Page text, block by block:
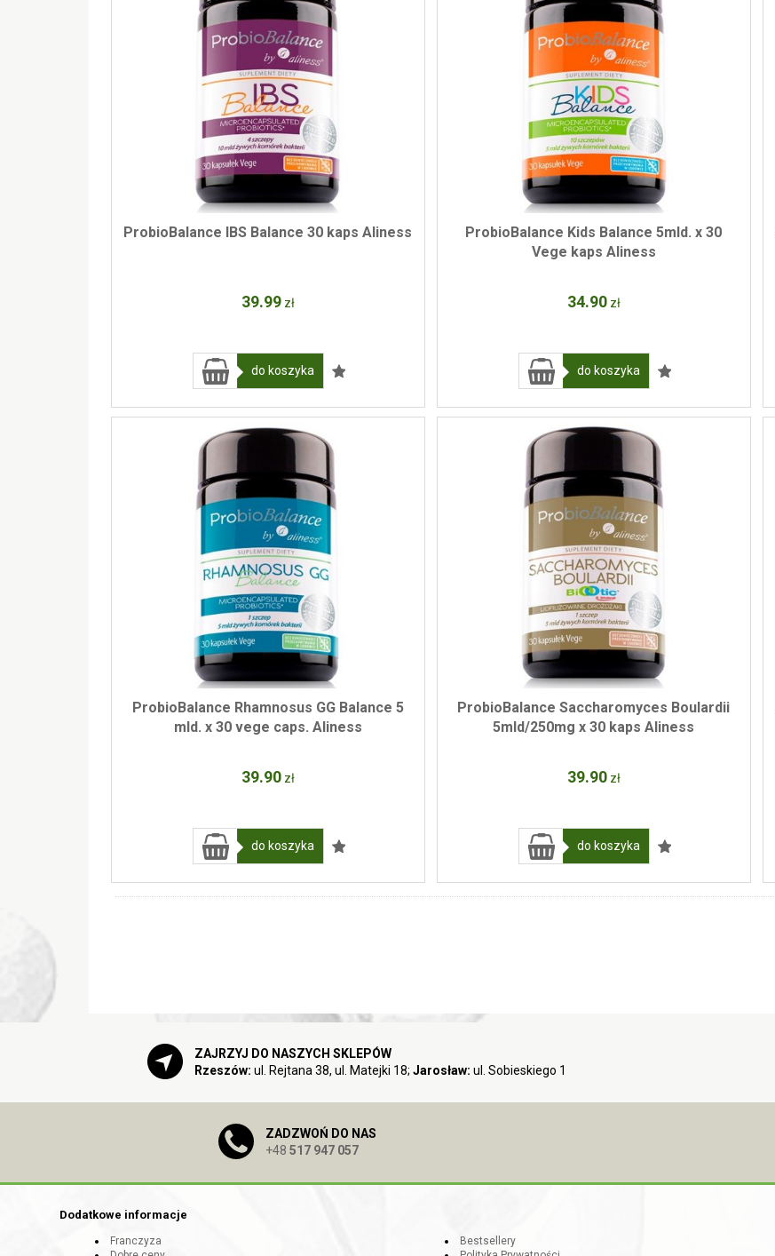
ProbioBalance IBS Balance 30 kaps Aliness
39.99 zł
do koszyka
ProbioBalance Kids Balance 5mld. x 30
Vege kaps Aliness
34.90 zł
do koszyka
ProbioBalance Rhamnosus GG Balance 5
mld. x 30 vege caps. Aliness
39.90 zł
do koszyka
ProbioBalance Saccharomyces Boulardii
5mld/250mg x 30 kaps Aliness
39.90 zł
do koszyka
ZAJRZYJ DO NASZYCH SKLEPÓW
Rzeszów: ul. Rejtana 38, ul. Matejki 18; Jarosław: ul. Sobieskiego 1
ZADZWOŃ DO NAS
+48 517 947 057
Dodatkowe informacje
Franczyza
Bestsellery